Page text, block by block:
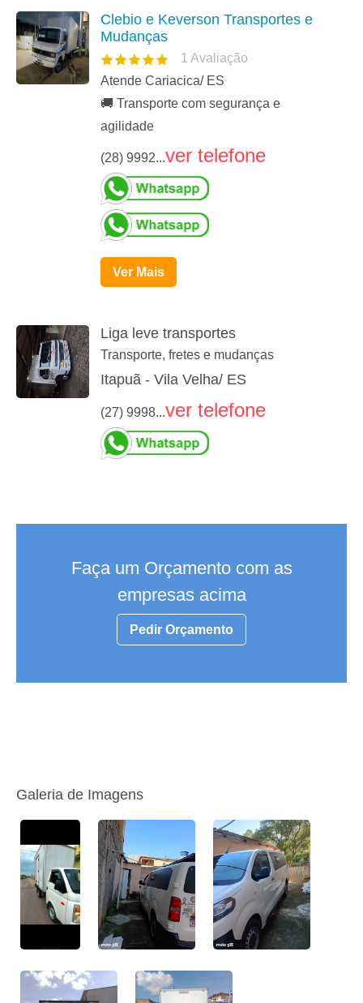
Clebio e Keverson Transportes e
Mudanças
1 Avaliação
Atende Cariacica/ ES
🚚 Transporte com segurança e
agilidade
(28) 9992...ver telefone
Ver Mais
Liga leve transportes
Transporte, fretes e mudanças
Itapuã - Vila Velha/ ES
(27) 9998...ver telefone
Faça um Orçamento com as
empresas acima
Pedir Orçamento
Galeria de Imagens